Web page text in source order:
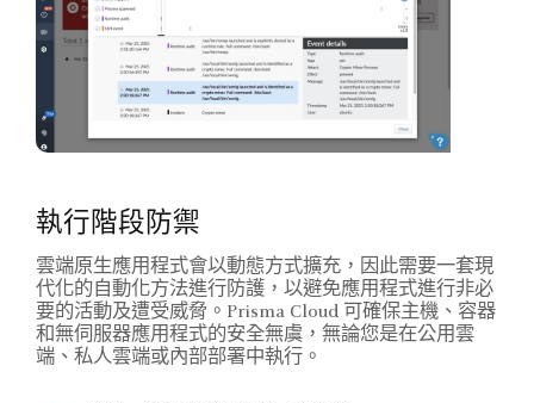
執行階段防禦
雲端原生應用程式會以動態方式擴充，因此需要一套現
代化的自動化方法進行防護，以避免應用程式進行非必
要的活動及遭受威脅。Prisma Cloud 可確保主機、容器
和無伺服器應用程式的安全無虞，無論您是在公用雲
端、私人雲端或內部部署中執行。